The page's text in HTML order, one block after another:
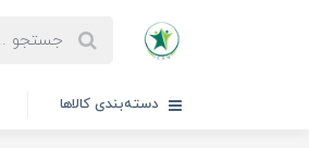
دسته‌بندی کالاها